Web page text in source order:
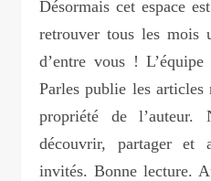
Désormais cet espace est à vous ! Vous pourrez
retrouver tous les mois
d’entre vous !
Parles publie les articles
propriété de
découvrir, partager et
invités. Bonne lecture.